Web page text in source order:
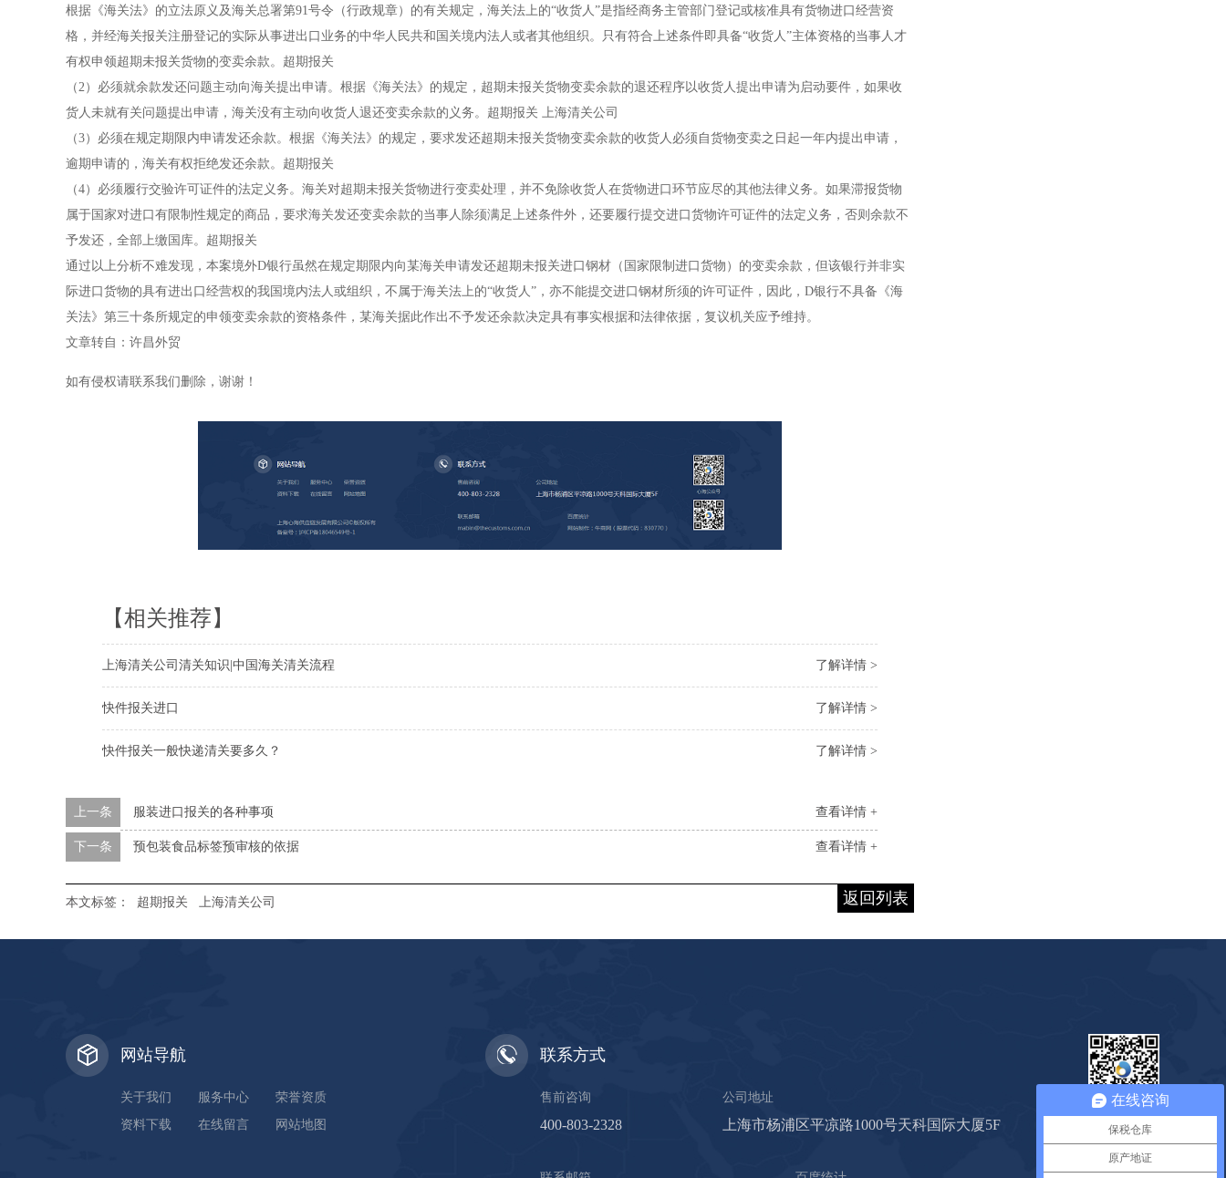
根据《海关法》的立法原义及海关总署第91号令（行政规章）的有关规定，海关法上的“收货人”是指经商务主管部门登记或核准具有货物进口经营资
格，并经海关报关注册登记的实际从事进出口业务的中华人民共和国关境内法人或者其他组织。只有符合上述条件即具备“收货人”主体资格的当事人才
有权申领超期未报关货物的变卖余款。超期报关
（2）必须就余款发还问题主动向海关提出申请。根据《海关法》的规定，超期未报关货物变卖余款的退还程序以收货人提出申请为启动要件，如果收
货人未就有关问题提出申请，海关没有主动向收货人退还变卖余款的义务。超期报关 上海清关公司
（3）必须在规定期限内申请发还余款。根据《海关法》的规定，要求发还超期未报关货物变卖余款的收货人必须自货物变卖之日起一年内提出申请，
逾期申请的，海关有权拒绝发还余款。超期报关
（4）必须履行交验许可证件的法定义务。海关对超期未报关货物进行变卖处理，并不免除收货人在货物进口环节应尽的其他法律义务。如果滞报货物
属于国家对进口有限制性规定的商品，要求海关发还变卖余款的当事人除须满足上述条件外，还要履行提交进口货物许可证件的法定义务，否则余款不
予发还，全部上缴国库。超期报关
通过以上分析不难发现，本案境外D银行虽然在规定期限内向某海关申请发还超期未报关进口钢材（国家限制进口货物）的变卖余款，但该银行并非实
际进口货物的具有进出口经营权的我国境内法人或组织，不属于海关法上的“收货人”，亦不能提交进口钢材所须的许可证件，因此，D银行不具备《海
关法》第三十条所规定的申领变卖余款的资格条件，某海关据此作出不予发还余款决定具有事实根据和法律依据，复议机关应予维持。
文章转自：许昌外贸
如有侵权请联系我们删除，谢谢！
【相关推荐】
了解详情 >
上海清关公司清关知识|中国海关清关流程
了解详情 >
快件报关进口
了解详情 >
快件报关一般快递清关要多久？
查看详情 +
上一条 服装进口报关的各种事项
查看详情 +
下一条 预包装食品标签预审核的依据
返回列表
本文标签： 超期报关 上海清关公司
网站导航
关于我们 服务中心
荣誉资质
资料下载
在线留言 网站地图
联系方式
售前咨询
400-803-2328
公司地址
上海市杨浦区平凉路1000号天科国际大厦5F 心海公众号
在线咨询
保税仓库
原产地证